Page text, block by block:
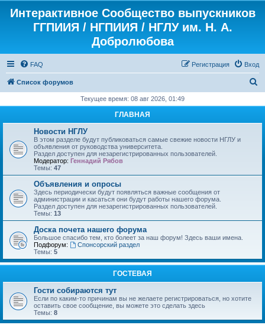
Интерактивное Сообщество выпускников
ГГПИИЯ / НГПИИЯ / НГЛУ им. Н. А.
Добролюбова
FAQ Вход
Регистрация
Список форумов
с
Текущее время: 08 авг 2026, 01:49
ГЛАВНАЯ
Новости НГЛУ
В этом разделе будут публиковаться самые свежие новости НГЛУ и
объявления от руководства университета.
Раздел доступен для незарегистрированных пользователей.
Модератор: Геннадий Рябов
Темы: 47
Объявления и опросы
Здесь периодически будут появляться важные сообщения от
администрации и касаться они будут работы нашего форума.
Раздел доступен для незарегистрированных пользователей.
Темы: 13
Доска почета нашего форума
Большое спасибо тем, кто болеет за наш форум! Здесь ваши имена.
Подфорум:
Спонсорский раздел
Темы: 5
ГОСТЕВАЯ
Гости собираются тут
Если по каким-то причинам вы не желаете регистрироваться, но хотите
оставить свое сообщение, вы можете это сделать здесь
Темы: 8